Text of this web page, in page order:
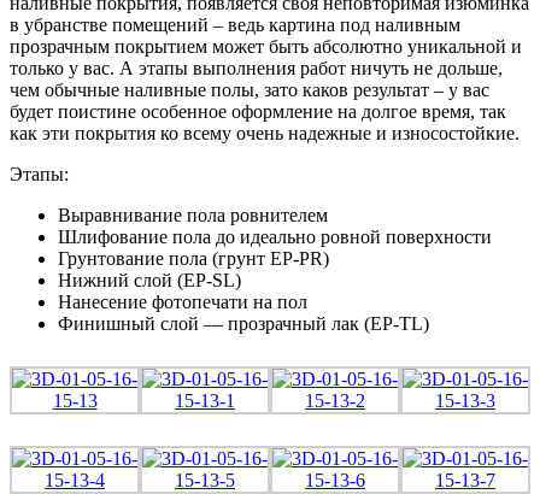
в убранстве помещений – ведь картина под наливным
прозрачным покрытием может быть абсолютно уникальной и
только у вас. А этапы выполнения работ ничуть не дольше,
чем обычные наливные полы, зато каков результат – у вас
будет поистине особенное оформление на долгое время, так
как эти покрытия ко всему очень надежные и износостойкие.
Этапы:
Выравнивание пола ровнителем
Шлифование пола до идеально ровной поверхности
Грунтование пола (грунт EP-PR)
Нижний слой (EP-SL)
Нанесение фотопечати на пол
Финишный слой — прозрачный лак (EP-TL)